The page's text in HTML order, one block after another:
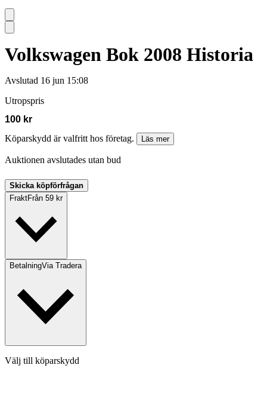
Volkswagen Bok 2008 Historia
Avslutad 16 jun 15:08
Utropspris
100 kr
Köparskydd är valfritt hos företag.
Läs mer
Auktionen avslutades utan bud
Skicka köpförfrågan
FraktFrån 59 kr
BetalningVia Tradera
Välj till köparskydd